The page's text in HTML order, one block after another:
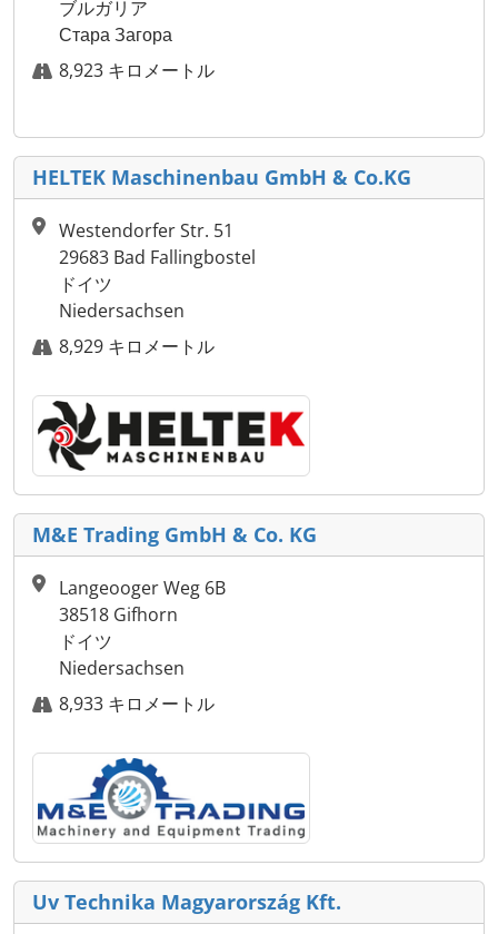
ブルガリア
Стара Загора
8,923 キロメートル
HELTEK Maschinenbau GmbH & Co.KG
Westendorfer Str. 51
29683 Bad Fallingbostel
ドイツ
Niedersachsen
8,929 キロメートル
M&E Trading GmbH & Co. KG
Langeooger Weg 6B
38518 Gifhorn
ドイツ
Niedersachsen
8,933 キロメートル
Uv Technika Magyarország Kft.